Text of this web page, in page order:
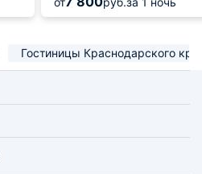
Гостиницы Краснодарского